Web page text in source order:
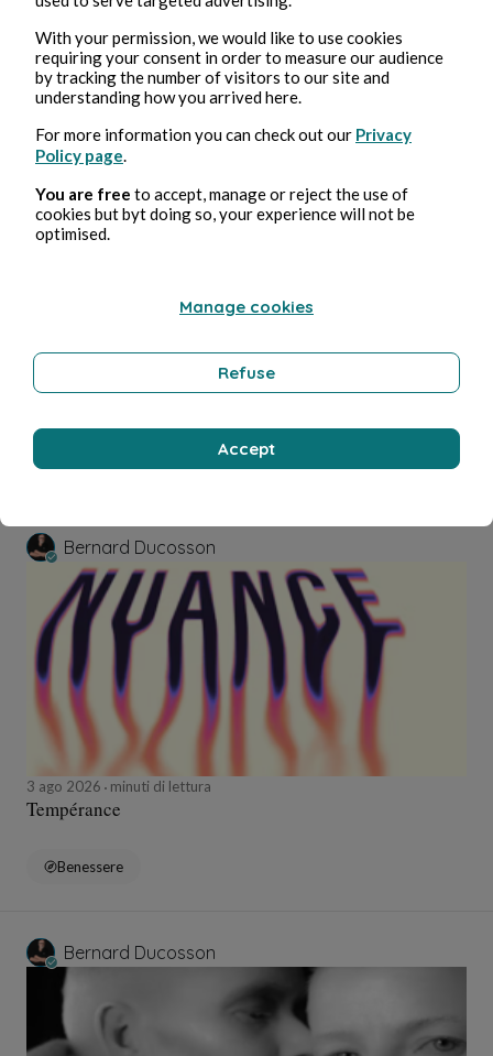
Benessere
Bernard Ducosson
Bernard Ducosson
3 ago 2026 minuti di lettura
Tempérance
Benessere
Bernard Ducosson
With your permission, we would like to use cookies
requiring your consent in order to measure our audience
by tracking the number of visitors to our site and
understanding how you arrived here.
For more information you can check out our Privacy
Policy page
You are free to accept, manage or reject the use of
cookies but byt doing so, your experience will not be
optimised.
Manage cookies
Refuse
Accept